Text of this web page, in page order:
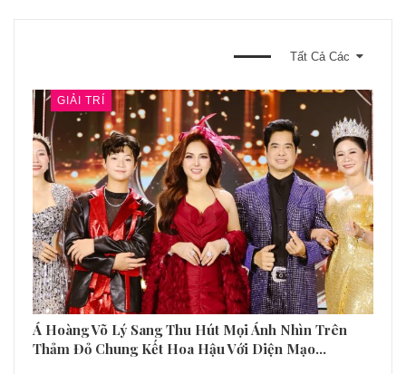
Tất Cả Các
GIẢI TRÍ
Á Hoàng Võ Lý Sang Thu Hút Mọi Ánh Nhìn Trên
Thảm Đỏ Chung Kết Hoa Hậu Với Diện Mạo…